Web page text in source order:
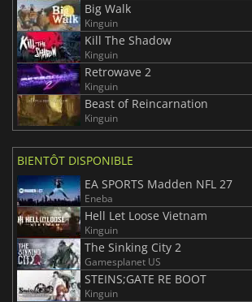
Big Walk
Kinguin
Kill The Shadow
Kinguin
Retrowave 2
Kinguin
Beast of Reincarnation
Kinguin
BIENTÔT DISPONIBLE
EA SPORTS Madden NFL 27
Eneba
Hell Let Loose Vietnam
Kinguin
The Sinking City 2
Gamesplanet US
STEINS;GATE RE BOOT
Kinguin